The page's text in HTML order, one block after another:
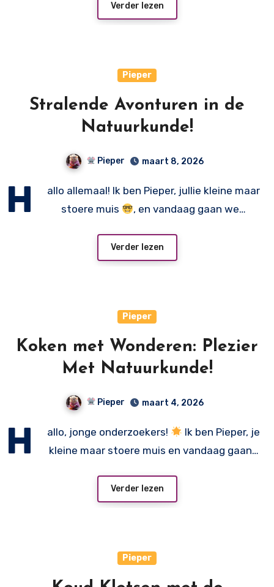
Verder lezen
Pieper
Stralende Avonturen in de
Natuurkunde!
Pieper maart 8, 2026
H
allo allemaal! Ik ben Pieper, jullie kleine maar
stoere muis
, en vandaag gaan we…
Verder lezen
Pieper
Koken met Wonderen: Plezier
Met Natuurkunde!
Pieper maart 4, 2026
H allo, jonge onderzoekers!
Ik ben Pieper, je
kleine maar stoere muis en vandaag gaan…
Verder lezen
Pieper